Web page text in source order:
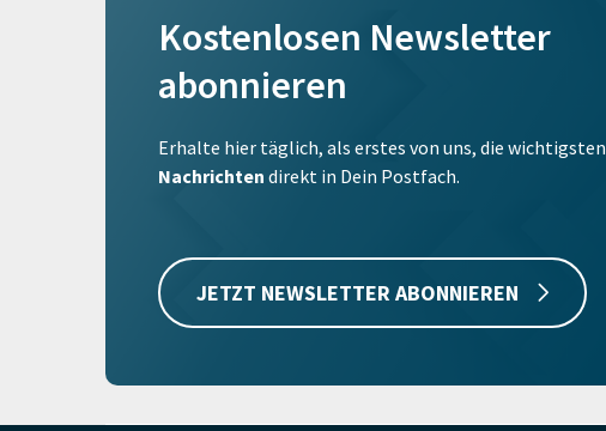
Kostenlosen Newsletter
abonnieren
Erhalte hier täglich, als erstes von uns, die wichtigsten
Nachrichten direkt in Dein Postfach.
JETZT NEWSLETTER ABONNIEREN